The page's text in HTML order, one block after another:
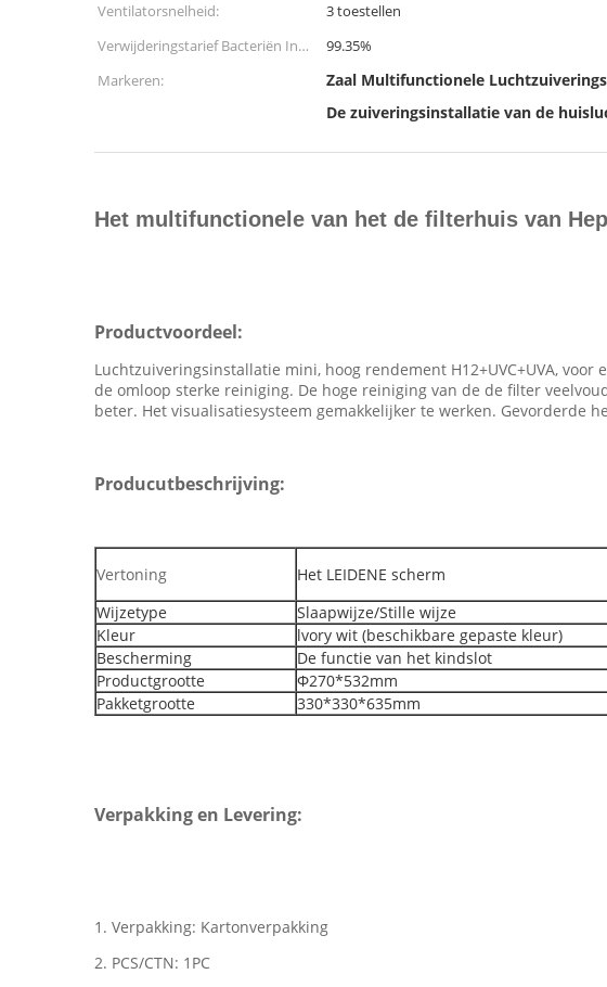
Ventilatorsnelheid:
3 toestellen
Verwijderingstarief Bacteriën In
de lucht:
99.35%
Markeren:
Zaal Multifunctionele
De zuiveringsinstallatie van de
Het multifunctionele van het de filterhuis van
Productvoordeel:
Luchtzuiveringsinstallatie mini, hoog rendement H12+UVC+UVA,
de omloop sterke reiniging. De hoge reiniging van de de filter
beter. Het visualisatiesysteem gemakkelijker te werken. Gevorderde
Producutbeschrijving:
Vertoning
Het LEIDENE scherm
Wijzetype
Slaapwijze/Stille wijze
Kleur
lvory wit (beschikbare gepaste kleur)
Bescherming
De functie van het kindslot
Productgrootte
Φ270*532mm
Pakketgrootte
330*330*635mm
Verpakking en Levering:
1. Verpakking: Kartonverpakking
2. PCS/CTN: 1PC